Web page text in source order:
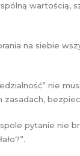
wartością,
na siebie
nie
zasadach,
pytanie nie